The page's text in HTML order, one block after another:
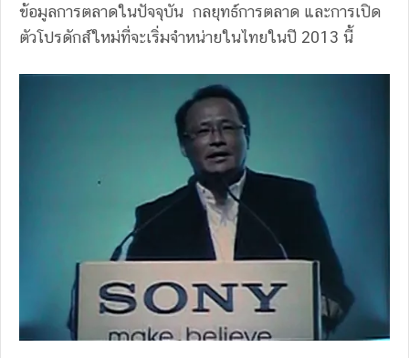
ข้อมูลการตลาดในปัจจุบัน กลยุทธ์การตลาด และการเปิด
ตัวโปรดักส์ใหม่ที่จะเริ่มจำหน่ายในไทยในปี 2013 นี้